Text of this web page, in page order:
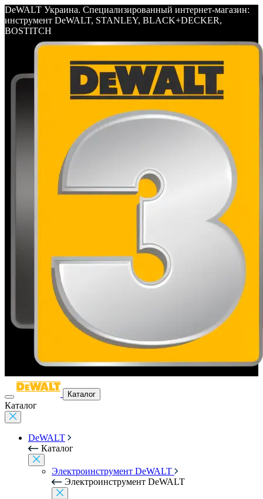
DeWALT Украина. Специализированный интернет-магазин:
инструмент DeWALT, STANLEY, BLACK+DECKER,
BOSTITCH
Каталог
Каталог
DeWALT
Каталог
Электроинструмент DeWALT
Электроинструмент DeWALT